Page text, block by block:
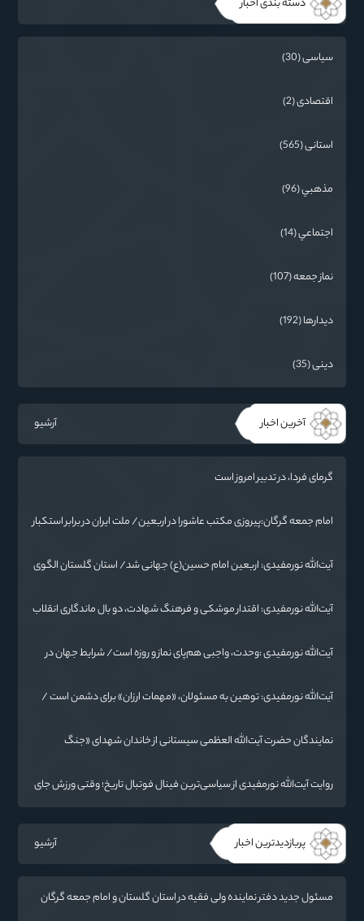
دسته بندی اخبار
سیاسی (30)
اقتصادی (2)
استانی (565)
مذهبي (96)
اجتماعي (14)
نماز جمعه (107)
دیدارها (192)
دینی (35)
آخرین اخبار آرشیو
گرمای فردا، در تدبیر امروز است
امام جمعه گرگان:پیروزی مکتب عاشورا در اربعین/ ملت ایران در برابر استکبار
آیت‌الله نورمفیدی: اربعین امام حسین(ع) جهانی شد/ استان گلستان الگوی
آیت‌الله نورمفیدی: اقتدار موشکی و فرهنگ شهادت، دو بال ماندگاری انقلاب
آیت‌الله نورمفیدی :وحدت، واجبی هم‌پای نماز و روزه است/ شرایط جهان در
آیت‌الله نورمفیدی: توهین به مسئولان، «مهمات ارزان» برای دشمن است /
نمایندگان حضرت آیت‌الله العظمی سیستانی از خاندان شهدای «جنگ
روایت آیت‌الله نورمفیدی از سیاسی‌ترین فینال فوتبال تاریخ؛ وقتی ورزش جای
پربازدیدترین اخبار آرشیو
مسئول جدید دفتر نماینده ولی فقیه در استان گلستان و امام جمعه گرگان